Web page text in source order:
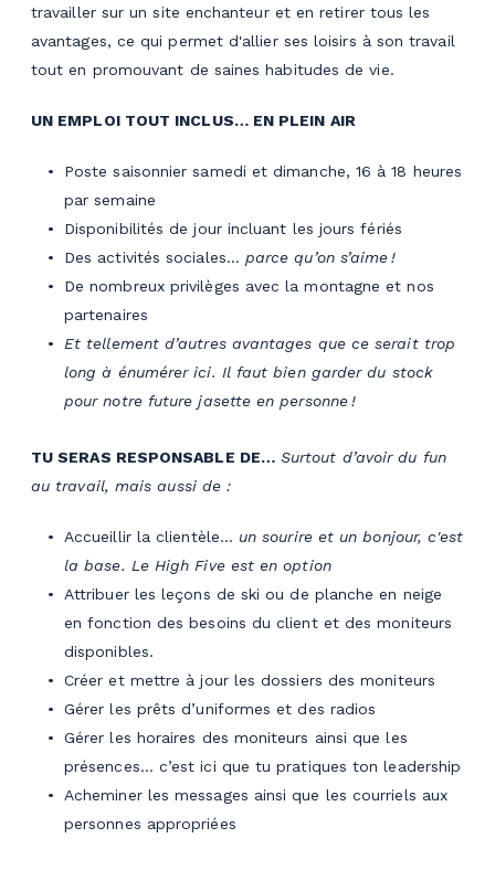
travailler sur un site enchanteur et en retirer tous les
avantages, ce qui permet d'allier ses loisirs à son travail
tout en promouvant de saines habitudes de vie.
UN EMPLOI TOUT INCLUS… EN PLEIN AIR
Poste saisonnier samedi et dimanche, 16 à 18 heures
par semaine
Disponibilités de jour incluant les jours fériés
Des activités sociales… parce qu’on s’aime !
De nombreux privilèges avec la montagne et nos
partenaires
Et tellement d’autres avantages que ce serait trop
long à énumérer ici. Il faut bien garder du stock
pour notre future jasette en personne !
TU SERAS RESPONSABLE DE… Surtout d’avoir du fun
au travail, mais aussi de:
Accueillir la clientèle… un sourire et un bonjour, c'est
la base. Le High Five est en option
Attribuer les leçons de ski ou de planche en neige
en fonction des besoins du client et des moniteurs
disponibles.
Créer et mettre à jour les dossiers des moniteurs
Gérer les prêts d’uniformes et des radios
Gérer les horaires des moniteurs ainsi que les
présences… c’est ici que tu pratiques ton leadership
Acheminer les messages ainsi que les courriels aux
personnes appropriées